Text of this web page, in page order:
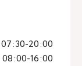
07:30-20:00
08:00-16:00